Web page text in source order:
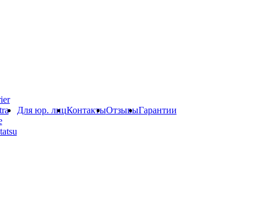
Для юр. лицКонтактыОтзывыГарантии